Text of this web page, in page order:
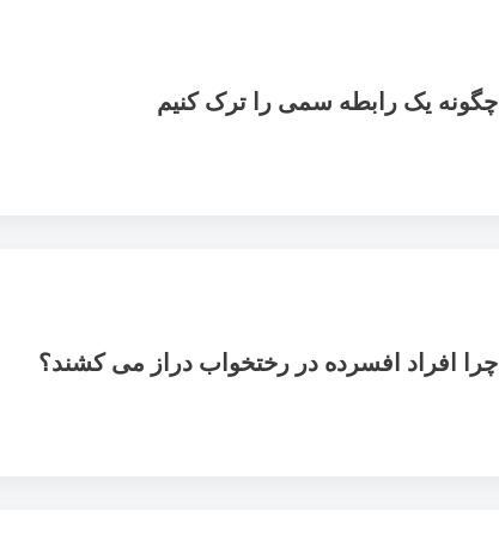
چگونه یک رابطه سمی را ترک کنیم
چرا افراد افسرده در رختخواب دراز می کشند؟